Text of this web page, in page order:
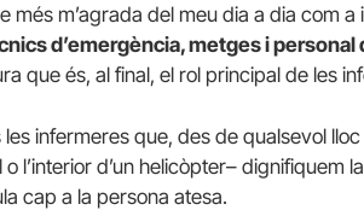
més m’agrada del meu dia a dia com a
d’emergència, metges i personal
que és, al final, el rol principal de les
infermeres que, des de qualsevol
l’interior d’un helicòpter– dignifiquem
cap a la persona atesa.